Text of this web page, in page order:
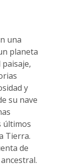
una
planeta
y
su nave
últimos
Tierra.
de